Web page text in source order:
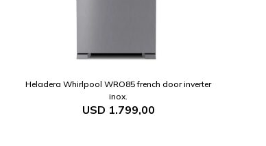
Heladera Whirlpool WRO85 french door inverter
inox.
USD 1.799,00